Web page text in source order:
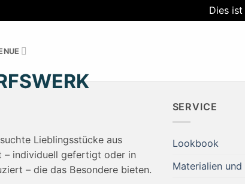
Dies ist
Lieblingsstücke aus
– individuell gefertigt oder in
– die das Besondere bieten.
SERVICE
Lookbook
Materialien